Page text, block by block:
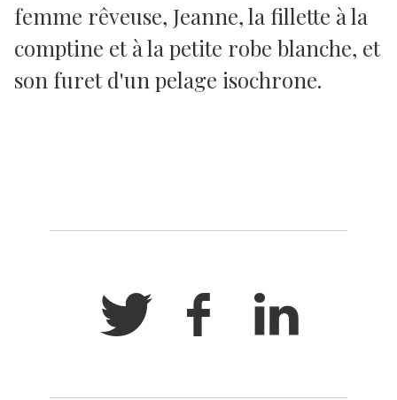
femme rêveuse, Jeanne, la fillette à la
comptine et à la petite robe blanche, et
son furet d'un pelage isochrone.